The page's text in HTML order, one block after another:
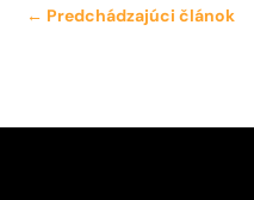
← Predchádzajúci článok